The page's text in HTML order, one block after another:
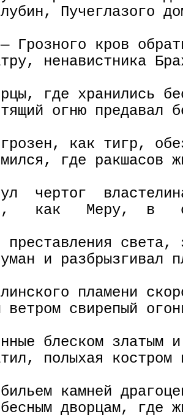
Пучеглазого
Грозного кров
ненавистника
где хранились
огню предавал
как тигр,
где ракшасов
чертог
как   Меру,  в
света,
и разбрызгивал
пламени
ветром свирепый
блеском златым
полыхая костром
камней
дворцам, где